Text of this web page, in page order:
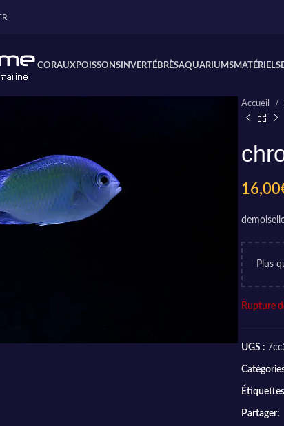
CORAUX POISSONS INVERTÉBRÈSAQUARIUMSMATÉRIELS
Accueil
16,00
Plus
Rupture
UGS :
Partager: